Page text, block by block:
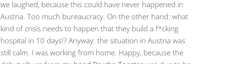
we laughed, because this could have never happened in
Austria. Too much bureaucracy. On the other hand: what
kind of crisis needs to happen that they build a f*cking
hospital in 10 days!? Anyway: the situation in Austria was
still calm. I was working from home. Happy, because the